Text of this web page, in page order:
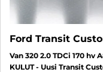
Ford Transit
Van 320 2.0 TDCi 170 hv
KULUT - Uusi Transit